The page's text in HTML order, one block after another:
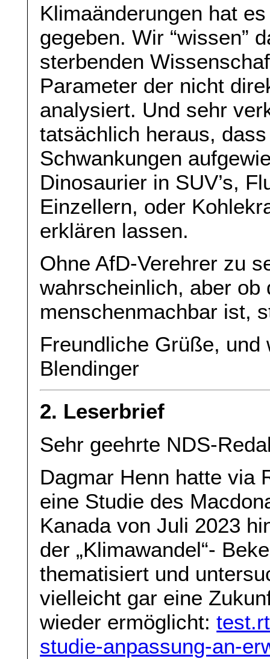
Klimaänderungen hat
gegeben. Wir “wissen”
sterbenden
Parameter der nicht
analysiert. Und sehr
tatsächlich heraus,
Schwankungen
Dinosaurier in SUV’s,
Einzellern, oder
erklären lassen.
Ohne AfD-Verehrer zu
wahrscheinlich, aber ob
menschenmachbar ist,
Freundliche Grüße, und
Blendinger
2. Leserbrief
Sehr geehrte NDS-
Dagmar Henn hatte via
eine Studie des
Kanada von Juli 2023
der „Klimawandel“-
thematisiert und
vielleicht gar eine
wieder ermöglicht:
studie-anpassung-an-